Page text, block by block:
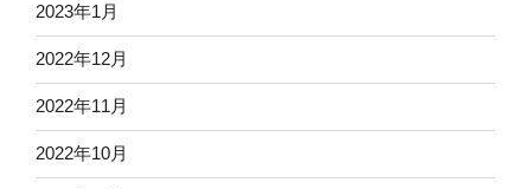
2023年1月
2022年12月
2022年11月
2022年10月